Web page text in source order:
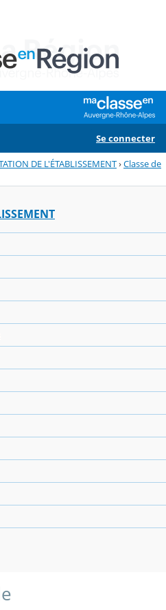
Se connecter
DE L'ÉTABLISSEMENT›Classe de